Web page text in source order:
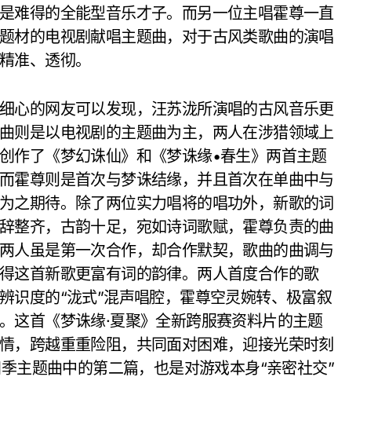
难得的全能型音乐才子。而另一位主唱霍尊一直
材的电视剧献唱主题曲，对于古风类歌曲的演唱
准、透彻。
的网友可以发现，汪苏泷所演唱的古风音乐更
则是以电视剧的主题曲为主，两人在涉猎领域上
作了《梦幻诛仙》和《梦诛缘•春生》两首主题
霍尊则是首次与梦诛结缘，并且首次在单曲中与
之期待。除了两位实力唱将的唱功外，新歌的词
整齐，古韵十足，宛如诗词歌赋，霍尊负责的曲
人虽是第一次合作，却合作默契，歌曲的曲调与
这首新歌更富有词的韵律。两人首度合作的歌
识度的“泷式”混声唱腔，霍尊空灵婉转、极富叙
这首《梦诛缘·夏聚》全新跨服赛资料片的主题
，跨越重重险阻，共同面对困难，迎接光荣时刻
主题曲中的第二篇，也是对游戏本身“亲密社交”